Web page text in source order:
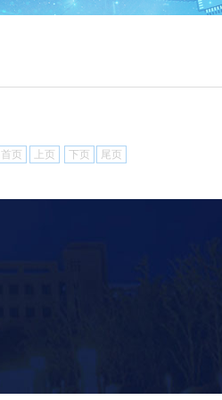
首页 上页 下页 尾页